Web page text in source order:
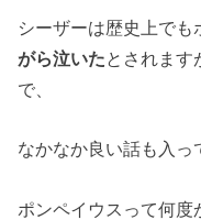
シーザーは歴史上で
がら泣いたとされます
で、
なかなか良い話も入っ
ポンペイウスって何度